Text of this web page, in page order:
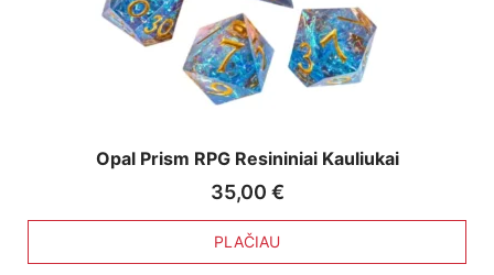
Opal Prism RPG Resininiai Kauliukai
35,00 €
PLAČIAU